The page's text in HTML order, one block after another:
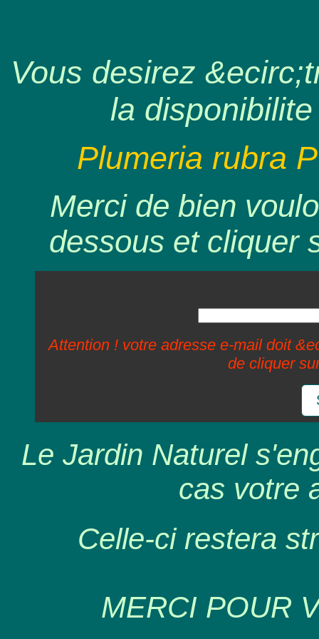
Vous desirez
la
Plumeria rubra
Merci de bien
dessous et cliquer
Attention ! votre adresse e-mail doit
de cliquer
Le Jardin Naturel
cas votre
Celle-ci restera
MERCI POUR